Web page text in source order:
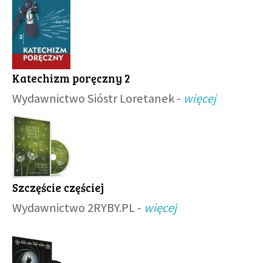
Katechizm poręczny 2
Wydawnictwo Sióstr Loretanek - więcej
Szczęście częściej
Wydawnictwo 2RYBY.PL - więcej